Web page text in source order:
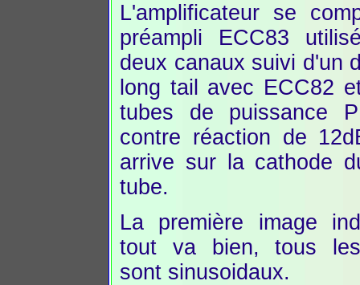
L'amplificateur se
préampli ECC83
deux canaux suivi d'un
long tail avec ECC82
tubes de puissance
contre réaction de
arrive sur la cathode
tube.
La première image
tout va bien, tous
sont sinusoidaux.